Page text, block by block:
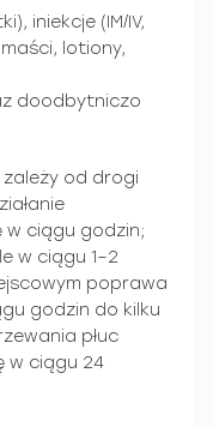
iniekcje (IM/IV,
lotiony,
doodbytniczo
od drogi
w ciągu godzin;
w ciągu 1–2
poprawa
godzin do kilku
płuc
w ciągu 24